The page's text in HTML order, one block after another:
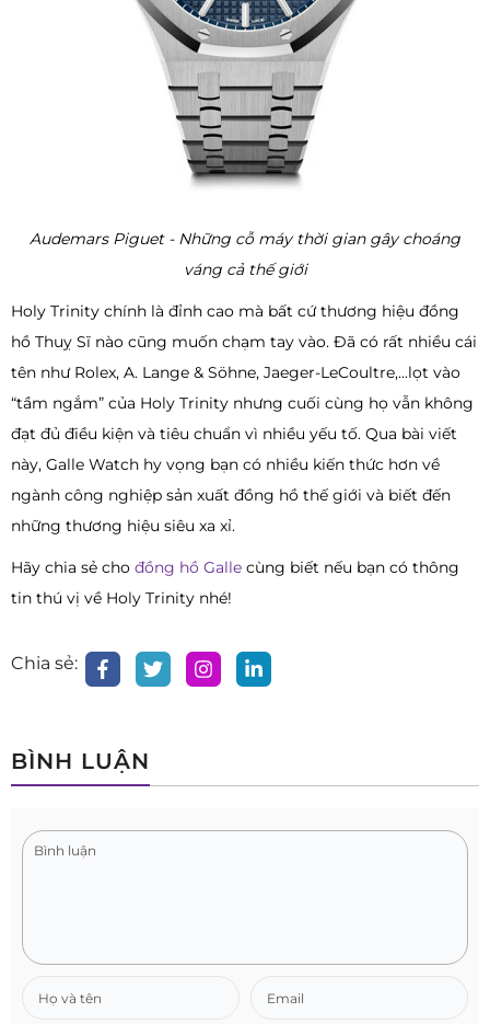
Audemars Piguet - Những cỗ máy thời gian gây choáng
váng cả thế giới
Holy Trinity chính là đỉnh cao mà bất cứ thương hiệu đồng
hồ Thuỵ Sĩ nào cũng muốn chạm tay vào. Đã có rất nhiều cái
tên như Rolex, A. Lange & Söhne, Jaeger-LeCoultre,...lọt vào
“tầm ngắm” của Holy Trinity nhưng cuối cùng họ vẫn không
đạt đủ điều kiện và tiêu chuẩn vì nhiều yếu tố. Qua bài viết
này, Galle Watch hy vọng bạn có nhiều kiến thức hơn về
ngành công nghiệp sản xuất đồng hồ thế giới và biết đến
những thương hiệu siêu xa xỉ.
Hãy chia sẻ cho đồng hồ Galle cùng biết nếu bạn có thông
tin thú vị về Holy Trinity nhé!
Chia sẻ:
BÌNH LUẬN